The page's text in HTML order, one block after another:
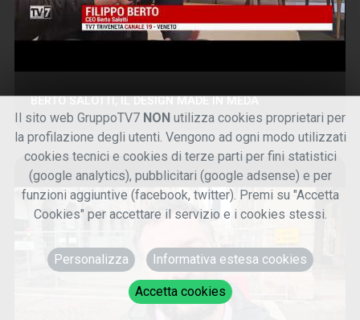
BERTO SALOTTI, IL DESIGN MADE IN MEDA
Il sito web GruppoTV7 NON utilizza cookies proprietari per
la profilazione degli utenti. Vengono ad ogni modo utilizzati
cookies tecnici e cookies di terze parti per fini statistici
(google analytics), pubblicitari (google adsense) e per
funzioni aggiuntive (facebook, twitter). Premi su "Accetta
Cookies" per accettare il servizio e i cookies stessi.
Personalizza Informativa estesa cookies
Accetta cookies